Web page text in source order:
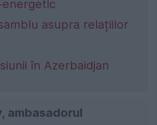
asupra relațiilor
în Azerbaidjan
ambasadorul